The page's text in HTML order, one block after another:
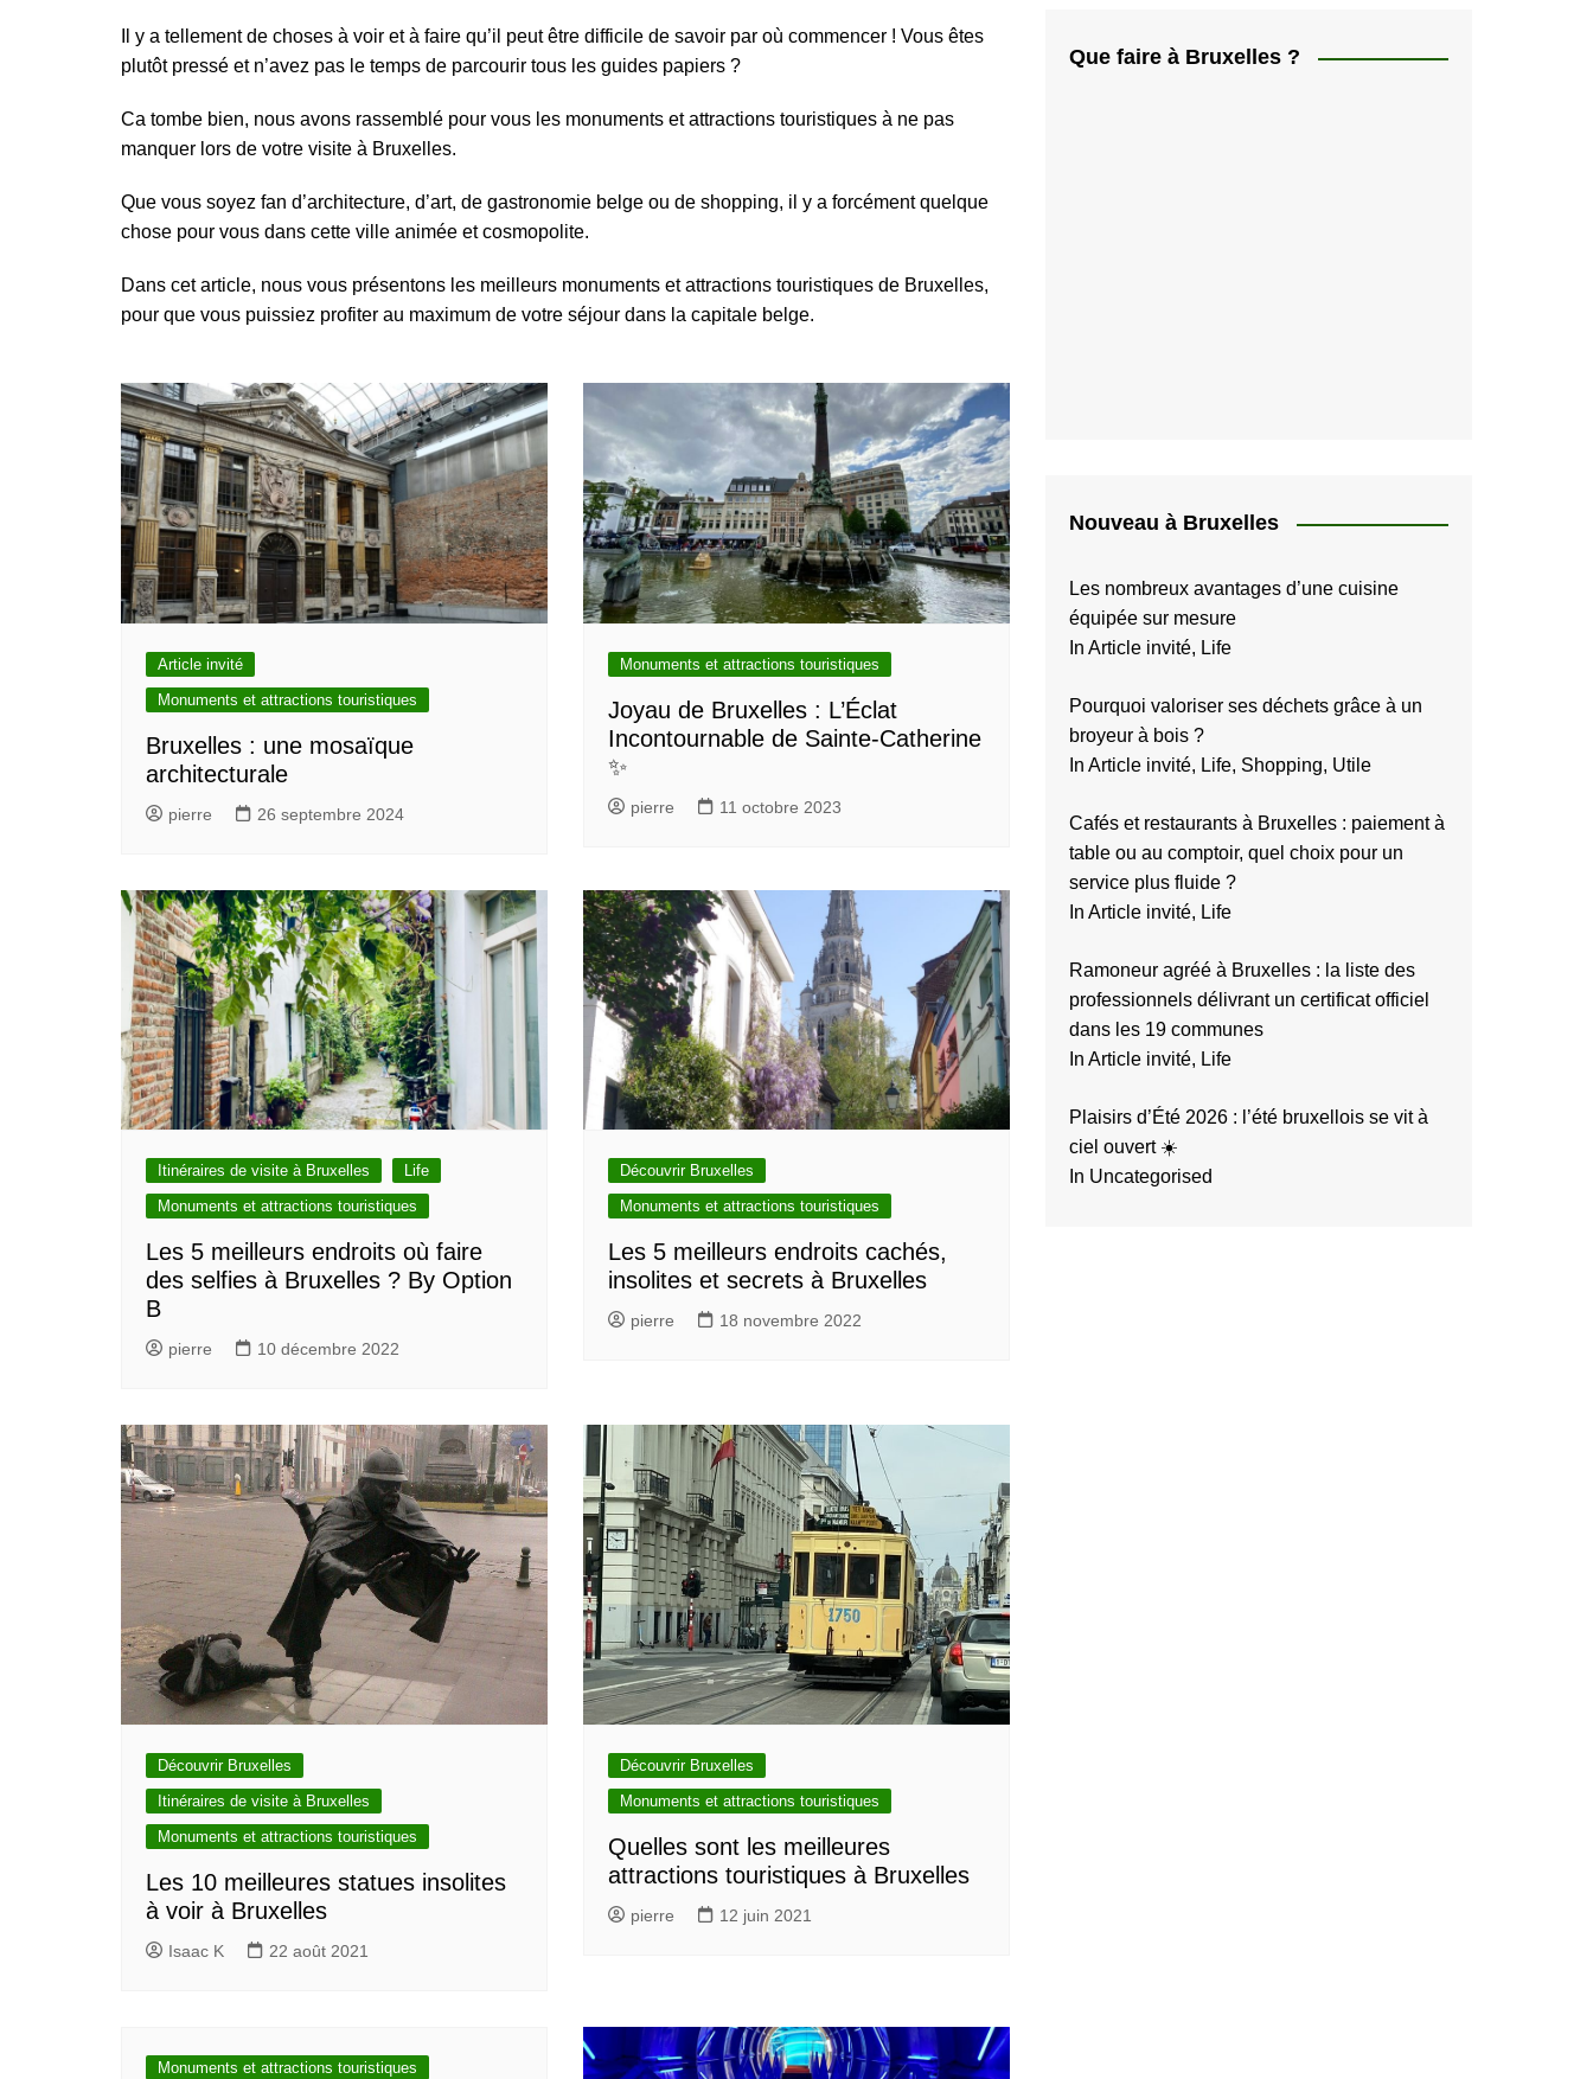
Les meilleurs endroits de
Bruxelles
Brusselslife
Acheter en ligne à Bruxelles
Acheter local à Bruxelles
Bruxelles BIO!
💰 Activités gratuites à
Bruxelles
touristiques
Découvrez les
meilleurs monuments et attractions
🌳 Nature, Parcs et Jardin à
Bruxelles
🎨 Musées et
Galleries
Découvez les
meilleurs musées et galleries à
日本人
Il y a tellement de choses à voir et à faire qu’il peut être difficile de savoir par où commencer ! Vous êtes
plutôt pressé et n’avez pas le temps de parcourir tous les guides papiers ?
Ca tombe bien, nous avons rassemblé pour vous les monuments et attractions touristiques à ne pas
manquer lors de votre visite à Bruxelles.
Que vous soyez fan d’architecture, d’art, de gastronomie belge ou de shopping, il y a forcément quelque
chose pour vous dans cette ville animée et cosmopolite.
Dans cet article, nous vous présentons les meilleurs monuments et attractions touristiques de Bruxelles,
pour que vous puissiez profiter au maximum de votre séjour dans la capitale belge.
Article invité
Monuments et attractions touristiques
Bruxelles : une mosaïque
architecturale
pierre 26 septembre 2024
Monuments et attractions touristiques
Joyau de Bruxelles : L’Éclat
Incontournable de Sainte-Catherine
✨
pierre 11 octobre 2023
Itinéraires de visite à Bruxelles
Life
Monuments et attractions touristiques
Les 5 meilleurs endroits où faire
des selfies à Bruxelles ? By Option
B
pierre 10 décembre 2022
Découvrir Bruxelles
Monuments et attractions touristiques
Les 5 meilleurs endroits cachés,
insolites et secrets à Bruxelles
pierre 18 novembre 2022
Découvrir Bruxelles
Itinéraires de visite à Bruxelles
Monuments et attractions touristiques
Les 10 meilleures statues insolites
à voir à Bruxelles
Isaac K 22 août 2021
Découvrir Bruxelles
Monuments et attractions touristiques
Quelles sont les meilleures
attractions touristiques à Bruxelles
pierre 12 juin 2021
Monuments et attractions touristiques
Que faire à Bruxelles ?
Nouveau à Bruxelles
Les nombreux avantages d’une cuisine
équipée sur mesure
In Article invité, Life
Pourquoi valoriser ses déchets grâce à un
broyeur à bois ?
In Article invité, Life, Shopping, Utile
Cafés et restaurants à Bruxelles : paiement à
table ou au comptoir, quel choix pour un
service plus fluide ?
In Article invité, Life
Ramoneur agréé à Bruxelles : la liste des
professionnels délivrant un certificat officiel
dans les 19 communes
In Article invité, Life
Plaisirs d’Été 2026 : l’été bruxellois se vit à
ciel ouvert ☀️
In Uncategorised